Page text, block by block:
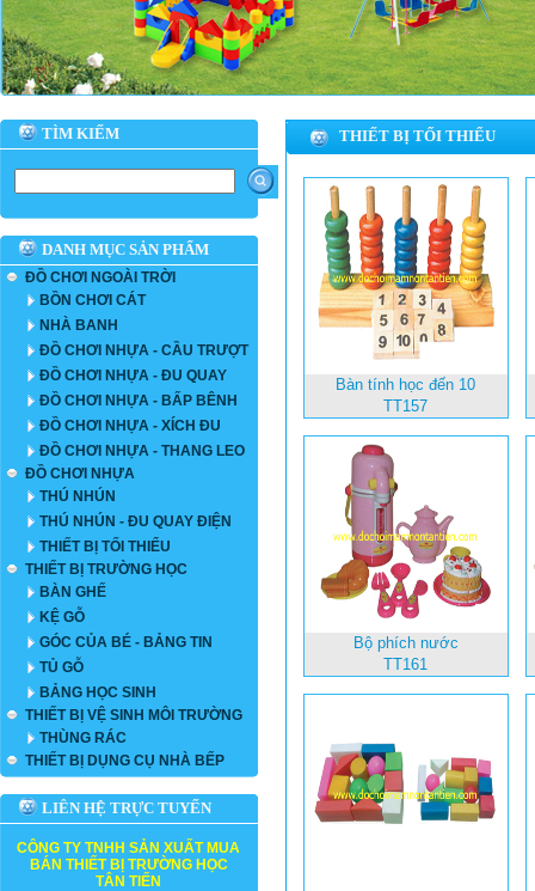
TÌM KIẾM
DANH MỤC SẢN PHẨM
ĐỒ CHƠI NGOÀI TRỜI
BỒN CHƠI CÁT
NHÀ BANH
ĐỒ CHƠI NHỰA - CẦU TRƯỢT
ĐỒ CHƠI NHỰA - ĐU QUAY
ĐỒ CHƠI NHỰA - BẤP BÊNH
ĐỒ CHƠI NHỰA - XÍCH ĐU
ĐỒ CHƠI NHỰA - THANG LEO
ĐỒ CHƠI NHỰA
THÚ NHÚN
THÚ NHÚN - ĐU QUAY ĐIỆN
THIẾT BỊ TỐI THIỂU
THIẾT BỊ TRƯỜNG HỌC
BÀN GHẾ
KỆ GỖ
GÓC CỦA BÉ - BẢNG TIN
TỦ GỖ
BẢNG HỌC SINH
THIẾT BỊ VỆ SINH MÔI TRƯỜNG
THÙNG RÁC
THIẾT BỊ DỤNG CỤ NHÀ BẾP
LIÊN HỆ TRỰC TUYẾN
CÔNG TY TNHH SẢN XUẤT MUA
BÁN THIẾT BỊ TRƯỜNG HỌC
TÂN TIẾN
THIẾT BỊ TỐI THIỂU
Bàn tính học đến 10
TT157
Bộ phích nước
TT161